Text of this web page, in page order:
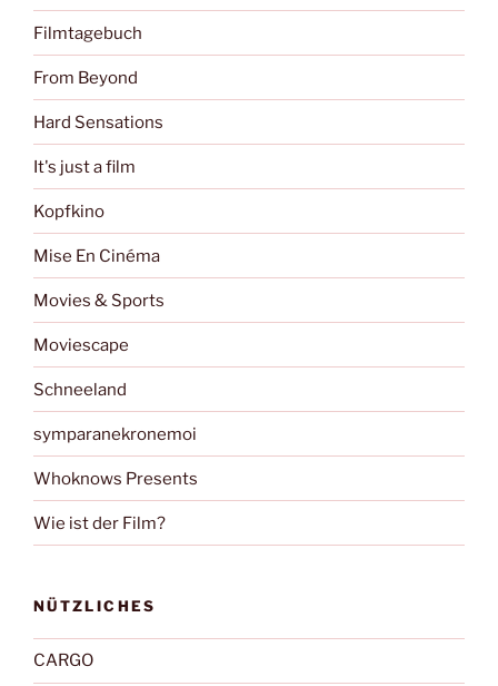
Filmtagebuch
From Beyond
Hard Sensations
It's just a film
Kopfkino
Mise En Cinéma
Movies & Sports
Moviescape
Schneeland
symparanekronemoi
Whoknows Presents
Wie ist der Film?
NÜTZLICHES
CARGO